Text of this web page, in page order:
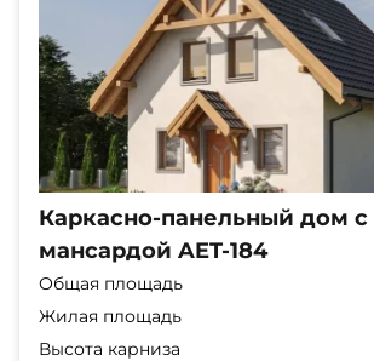
Каркасно-панельный дом с
мансардой AET-184
Общая площадь
Жилая площадь
Высота карниза